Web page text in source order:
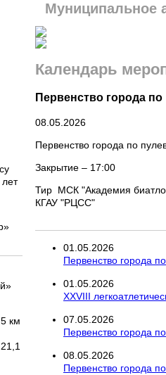
Муниципальное
км
Календарь
Первенство города
08.05.2026
Первенство города по
Закрытие – 17:00
Тир МСК "Академия
КГАУ "РЦСС"
01.05.2026
Первенство города
01.05.2026
XXVIII
07.05.2026
Первенство города
08.05.2026
Первенство города